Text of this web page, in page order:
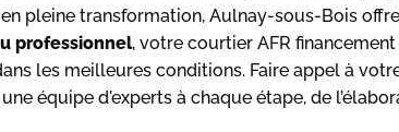
pleine transformation, Aulnay-sous-Bois
professionnel, votre courtier AFR
les meilleures conditions. Faire appel à
équipe d'experts à chaque étape, de